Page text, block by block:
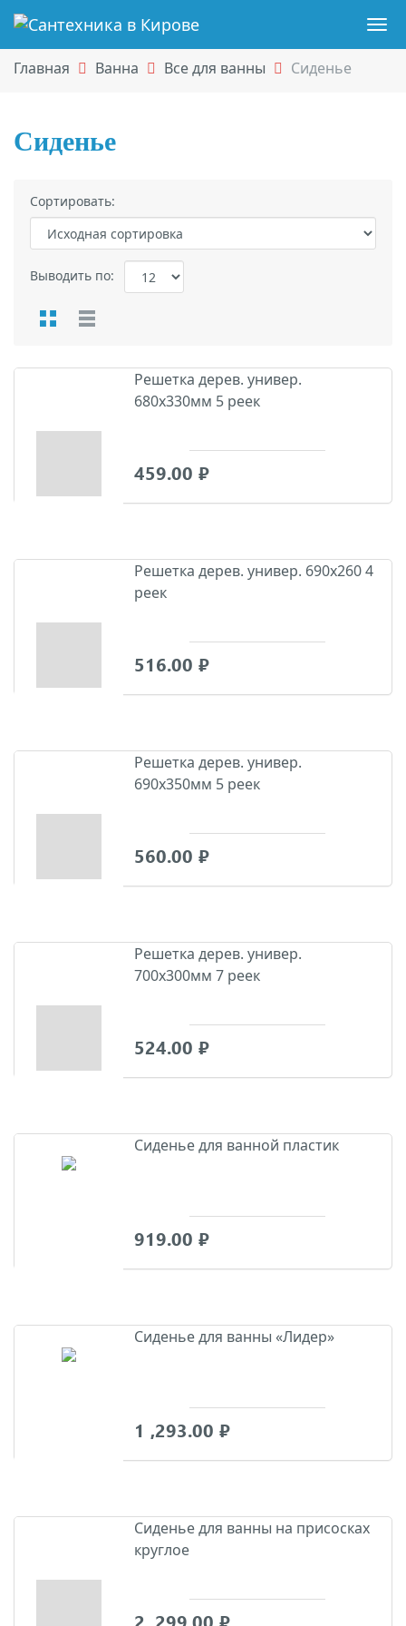
Skip
to
main
Навигация
Главная Ванна Все для ванны Сиденье
Сиденье
Сиденье
Сортировать:
Выводить по:
Отображение:
Решетка дерев. универ.
680х330мм 5 реек
459.00 ₽
Решетка дерев. универ. 690х260 4
реек
516.00 ₽
Решетка дерев. универ.
690х350мм 5 реек
560.00 ₽
Решетка дерев. универ.
700х300мм 7 реек
524.00 ₽
Сиденье для ванной пластик
919.00 ₽
Сиденье для ванны «Лидер»
1 ,293.00 ₽
Сиденье для ванны на присосках
круглое
2 ,299.00 ₽